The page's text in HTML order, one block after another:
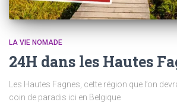
LA VIE NOMADE
24H dans les Hautes
Les Hautes Fagnes, cette région que l’on
coin de paradis ici en Belgique